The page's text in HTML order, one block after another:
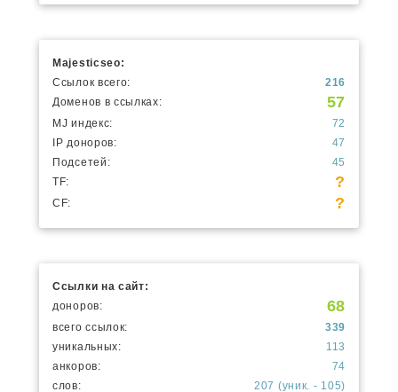
Majesticseo:
Ссылок всего:
216
Доменов в ссылках:
57
MJ индекс:
72
IP доноров:
47
Подсетей:
45
TF:
?
CF: ?
Ссылки на сайт:
доноров:
68
всего ссылок:
339
уникальных:
113
анкоров:
74
слов:
207 (уник. - 105)